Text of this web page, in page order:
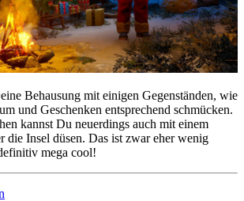
Behausung mit einigen Gegenständen, wie
und Geschenken entsprechend schmücken.
kannst Du neuerdings auch mit einem
die Insel düsen. Das ist zwar eher wenig
mega cool!